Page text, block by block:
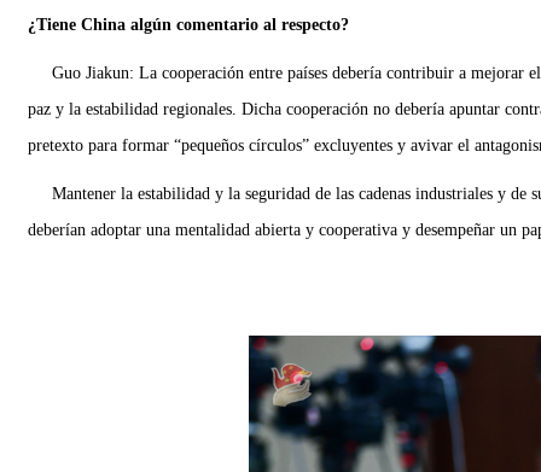
¿Tiene China algún comentario al respecto?
Guo Jiakun: La cooperación entre países debería contribuir a mejorar
paz y la estabilidad regionales. Dicha cooperación no debería apuntar
pretexto para formar “pequeños círculos” excluyentes y avivar el
Mantener la estabilidad y la seguridad de las cadenas industriales y de
deberían adoptar una mentalidad abierta y cooperativa y desempeñar un